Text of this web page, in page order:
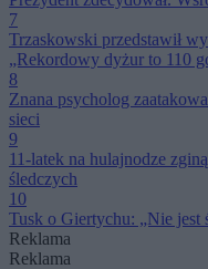
7
Trzaskowski przedstawił
„Rekordowy dyżur to 110
8
Znana psycholog
sieci
9
11-latek na hulajnodze
śledczych
10
Tusk o Giertychu: „Nie jest
Reklama
Reklama